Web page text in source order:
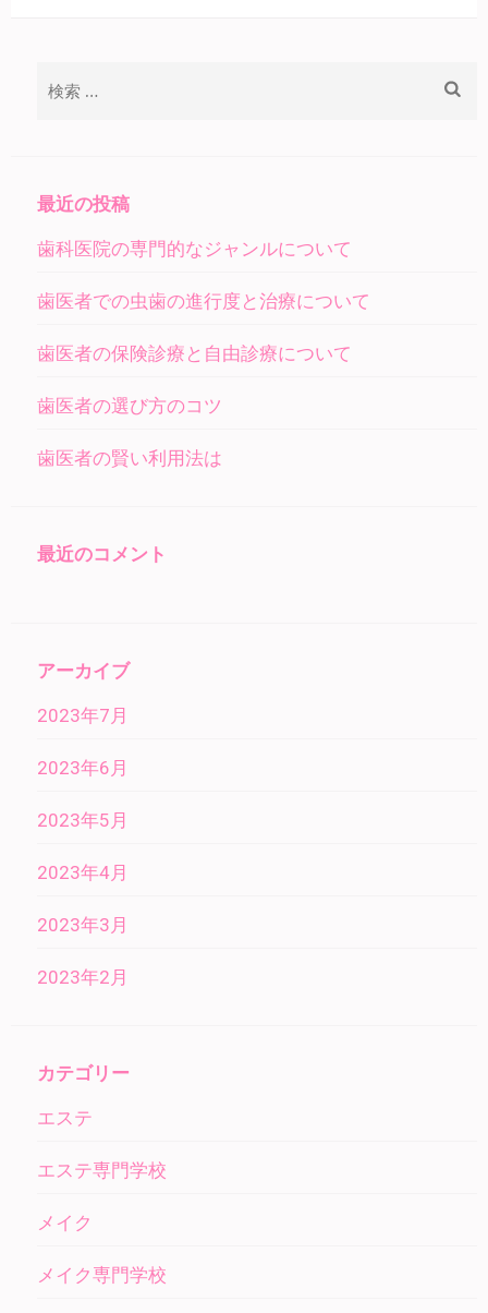
最近の投稿
歯科医院の専門的なジャンルについて
歯医者での虫歯の進行度と治療について
歯医者の保険診療と自由診療について
歯医者の選び方のコツ
歯医者の賢い利用法は
最近のコメント
アーカイブ
2023年7月
2023年6月
2023年5月
2023年4月
2023年3月
2023年2月
カテゴリー
エステ
エステ専門学校
メイク
メイク専門学校